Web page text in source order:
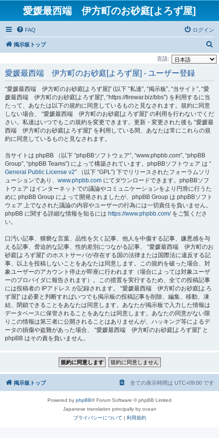
愛媛最西端 伊方町のお砂庭[よろず屋]
FAQ ログイン
掲示板トップ
索
言語:
愛媛最西端 伊方町のお砂庭[よろず屋] - ユーザー登録
“愛媛最西端 伊方町のお砂庭[よろず屋]” (以下 “私達”, “掲示板”, “当サイト”, “愛
媛最西端 伊方町のお砂庭[よろず屋]”, “https://firewar.biz/bbs”) を利用するに当
たって、あなたは以下の規約に同意しているものと見なされます。規約に同意
しない場合、 “愛媛最西端 伊方町のお砂庭[よろず屋]” の利用を行わないでくだ
さい。私達はいつでもこの規約を変更できます。更新・変更された後も “愛媛最
西端 伊方町のお砂庭[よろず屋]” を利用している間、あなたは常にこれらの規
約に同意しているものと見なされます。
当サイトは phpBB （以下 “phpBBソフトウェア”, “www.phpbb.com”, “phpBB
Group”, “phpBB Teams”) によって構築されています。phpBBソフトウェア は “
General Public License v2” （以下 “GPL”) 下でリリースされたフォーラムソリ
ューションであり、 www.phpbb.com にてダウンロードできます。phpBBソフ
トウェア はインターネットでの議論やコミュニケーションをより円滑に行うた
めに phpBB Group によって開発されましたが、phpBB Group は phpBBソフト
ウェア 上でなされた議論の内容やユーザーの行為には一切責任を負いません。
phpBB に関する詳細な情報を知るには https://www.phpbb.com/をご覧くださ
い。
口汚い記事、猥褻な言葉、品性を欠く記事、他人を中傷する記事、嫌悪感を与
える記事、脅迫的な記事、性的差別につながる記事、 “愛媛最西端 伊方町のお
砂庭[よろず屋]” のホストサーバが存在する国の法律または国際法に違反する記
事、以上を投稿しないことをあなたは同意します。この規約を破った場合、対
象ユーザーのアカウント停止が即座に行われます（場合によっては対象ユーザ
ーのプロバイダに報告されます）。この措置を実行するため、全ての投稿記事
には投稿者の IPアドレス が記録されます。 “愛媛最西端 伊方町のお砂庭[よろ
ず屋]” は必要と判断すればいつでも掲示板の投稿記事を削除、編集、移動、凍
結、閉鎖できることをあなたは同意します。あなたが掲示板で入力した情報は
データベースに保管されることをあなたは同意します。あなたの同意がない限
りこの情報は第三者に公開されることはありませんが、ハッキング等によるデ
ータの損傷や盗難があった場合、 “愛媛最西端 伊方町のお砂庭[よろず屋]” と
phpBB はその責を負いません。
掲示板トップ 全ての表示時間は UTC+09:00 です
Powered by phpBB® Forum Software © phpBB Limited
Japanese translation principally by ocean
プライバシーについて | 利用規約